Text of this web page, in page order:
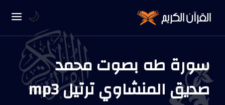
سورة طه بصوت محمد
صديق المنشاوي ترتيل mp3
🌙